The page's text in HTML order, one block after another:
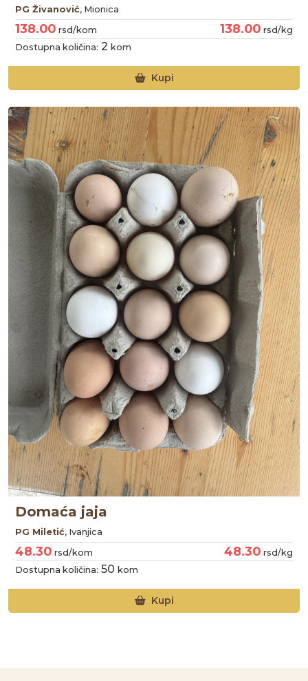
PG Živanović, Mionica
138.00 rsd/kom 138.00 rsd/kg
Dostupna količina: 2 kom
Kupi
Domaća jaja
PG Miletić, Ivanjica
48.30 rsd/kom 48.30 rsd/kg
Dostupna količina: 50 kom
Kupi